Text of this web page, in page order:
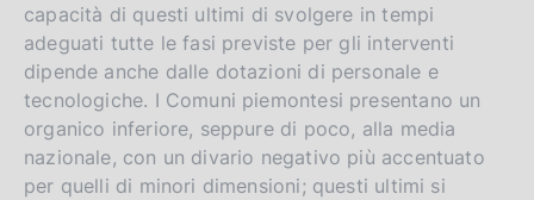
capacità di questi ultimi di svolgere in tempi
adeguati tutte le fasi previste per gli interventi
dipende anche dalle dotazioni di personale e
tecnologiche. I Comuni piemontesi presentano un
organico inferiore, seppure di poco, alla media
nazionale, con un divario negativo più accentuato
per quelli di minori dimensioni; questi ultimi si